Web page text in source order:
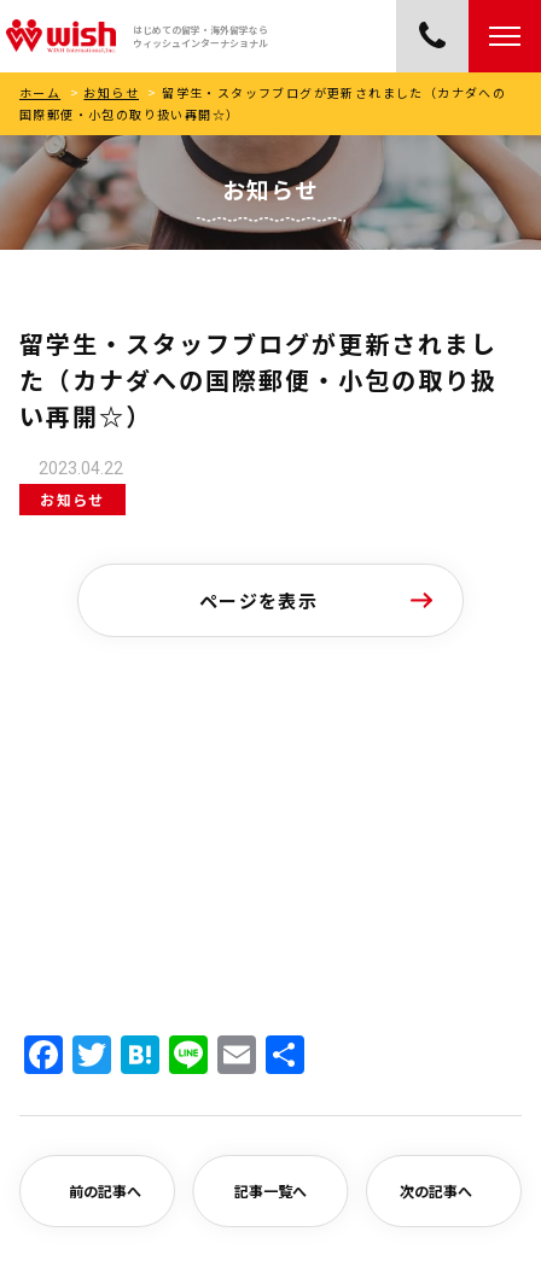
はじめての留学・海外留学なら
ウィッシュインターナショナル
ホーム > お知らせ > 留学生・スタッフブログが更新されました（カナダへの
国際郵便・小包の取り扱い再開☆）
お知らせ
留学生・スタッフブログが更新されまし
た（カナダへの国際郵便・小包の取り扱
い再開☆）
2023.04.22
お知らせ
ページを表示
Facebook
Twitter
Hatena
LineEmail
前の記事へ 記事一覧へ 次の記事へ